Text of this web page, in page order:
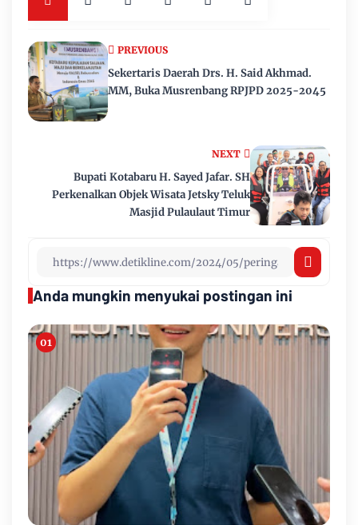
NEXT
Bupati Kotabaru H. Sayed Jafar. SH
Perkenalkan Objek Wisata Jetsky Teluk
Masjid Pulaulaut Timur
PREVIOUS
Sekertaris Daerah Drs. H. Said Akhmad.
MM, Buka Musrenbang RPJPD 2025-2045
Anda mungkin menyukai postingan ini